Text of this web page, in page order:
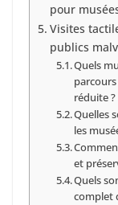
pour
Visites
publics
Quels
réduite ?
Quelles
les
et
Quels
complet